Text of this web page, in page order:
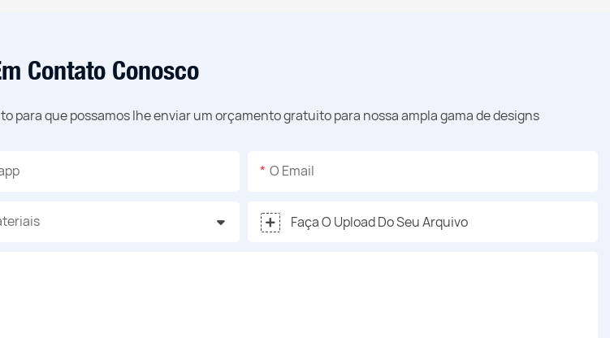
Contato Conosco
que possamos lhe enviar um orçamento gratuito para nossa ampla gama de designs
O Email
Faça O Upload Do Seu Arquivo